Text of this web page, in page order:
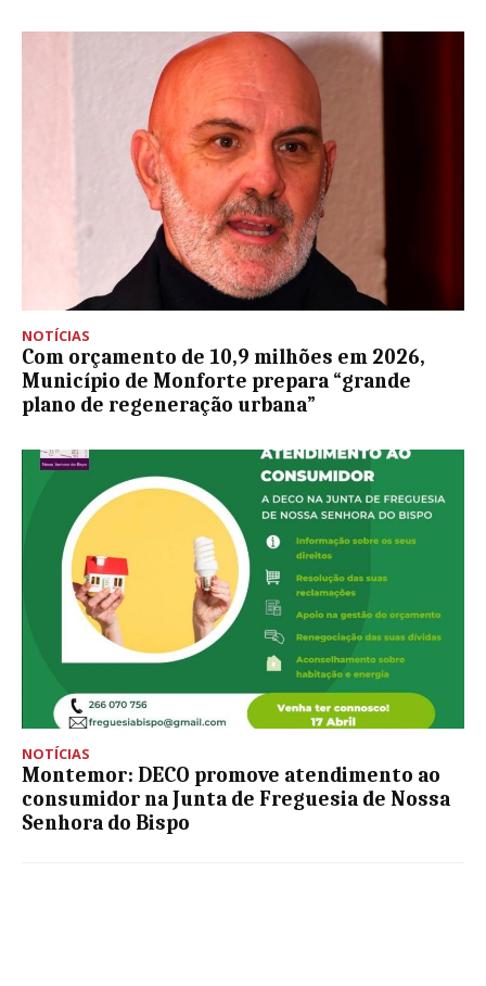
NOTÍCIAS
Com orçamento de 10,9 milhões em 2026,
Município de Monforte prepara “grande
plano de regeneração urbana”
NOTÍCIAS
Montemor: DECO promove atendimento ao
consumidor na Junta de Freguesia de Nossa
Senhora do Bispo